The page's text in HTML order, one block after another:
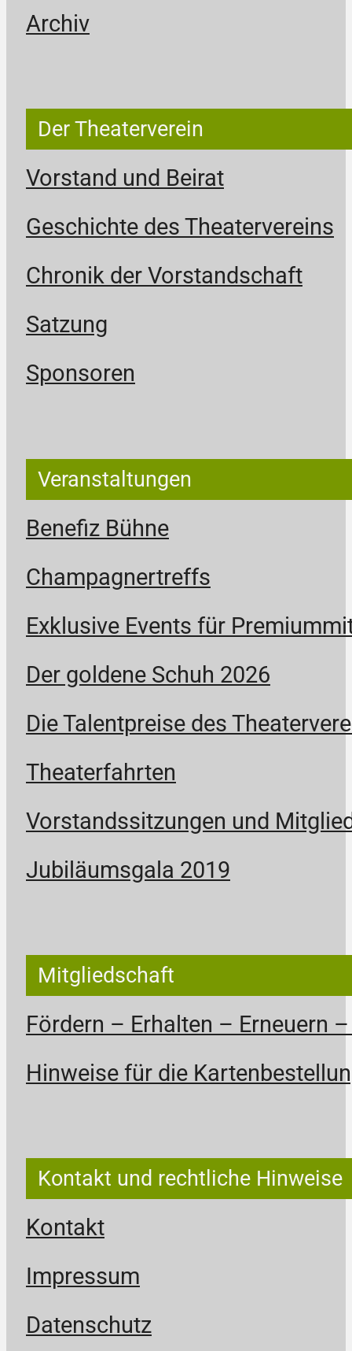
Archiv
Der Theaterverein
Vorstand und Beirat
Geschichte des Theatervereins
Chronik der Vorstandschaft
Satzung
Sponsoren
Veranstaltungen
Benefiz Bühne
Champagnertreffs
Exklusive Events für
Der goldene Schuh 2026
Die Talentpreise des
Theaterfahrten
Vorstandssitzungen und
Jubiläumsgala 2019
Mitgliedschaft
Fördern – Erhalten – Erneuern
Hinweise für die
Kontakt und rechtliche Hinweise
Kontakt
Impressum
Datenschutz